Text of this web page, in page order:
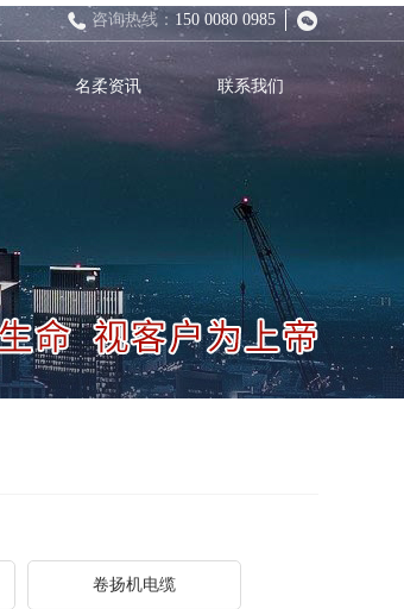
咨询热线： 150 0080 0985
名柔资讯 联系我们
卷扬机电缆